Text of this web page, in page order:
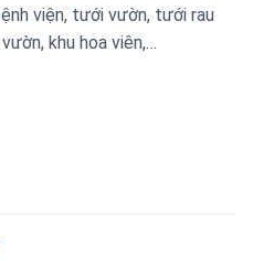
viện, tưới vườn, tưới rau
khu hoa viên,…